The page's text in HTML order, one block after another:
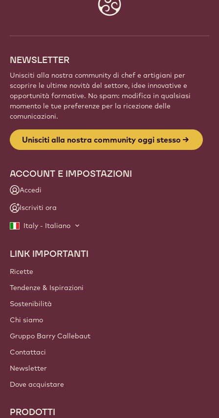
NEWSLETTER
Unisciti alla nostra community di chef e artigiani per
scoprire le ultime novità del settore, idee innovative e
opportunità formative. No spam: modifica in qualsiasi
momento le tue preferenze per la ricezione delle
comunicazioni.
Unisciti alla nostra community oggi stesso
ACCOUNT E IMPOSTAZIONI
Accedi
Iscriviti ora
Italy - Italiano
Footer
Callebaut
LINK IMPORTANTI
Ricette
Tendenze & Ispirazioni
Sostenibilità
Chi siamo
Gruppo Barry Callebaut
Contattaci
Newsletter
Dove acquistare
PRODOTTI